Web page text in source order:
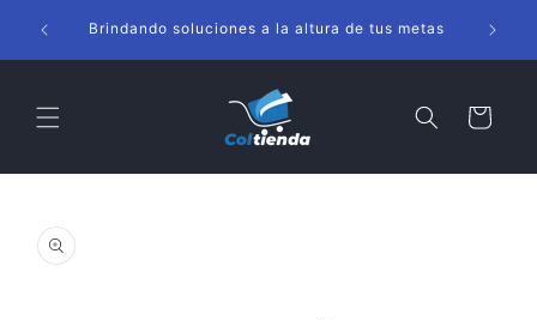
directamenteBrindando soluciones a la altura de tus metas
Carrito
a la
información